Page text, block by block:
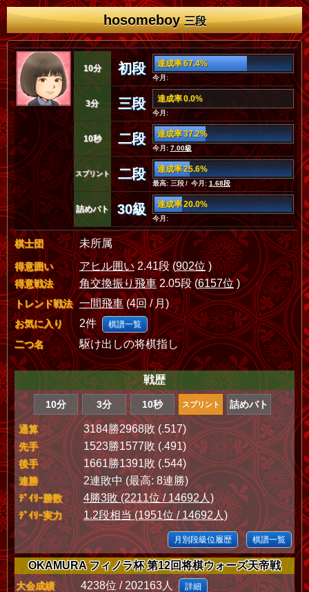
hosomeboy三段
10分 初段 達成率 67.4%
今月:
3分 三段 達成率 0.0%
今月:
10秒 二段 達成率 37.2%
今月: 7.00級
スプリント 二段 達成率 25.6%
最高: 三段 / 今月: 1.68段
詰めバト 30級 達成率 20.0%
今月:
棋士団 未所属
得意囲い アヒル囲い2.41段 (902位)
得意戦法 角交換振り飛車2.05段 (6157位)
トレンド戦法 一間飛車(4回 / 月)
お気に入り 2件 棋譜一覧
二つ名 駆け出しの将棋指し
戦歴
10分 3分 10秒 スプリント 詰めバト
通算 3184勝2968敗 (.517)
先手 1523勝1577敗 (.491)
後手 1661勝1391敗 (.544)
連勝 2連敗中 (最高: 8連勝)
ﾃﾞｲﾘｰ勝数 4勝3敗 (2211位 / 14692人)
ﾃﾞｲﾘｰ実力 1.2段相当 (1951位 / 14692人)
月別段級位履歴 棋譜一覧
OKAMURA フィノラ杯 第12回将棋ウォーズ天帝戦
大会成績 4238位 / 202163人 詳細